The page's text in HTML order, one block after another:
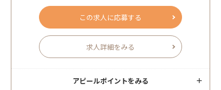
この求人に応募する
求人詳細をみる
アピールポイントをみる